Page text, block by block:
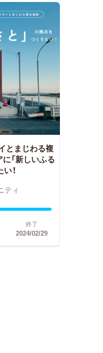
とまじわる複
「新しいふる
！
ティ
終了
2024/02/29